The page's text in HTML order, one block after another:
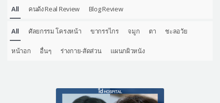
All คนดัง Real Review Blog Review
All ศัลยกรรม โครงหน้า ขากรรไกร จมูก ตา ชะลอวัย
หน้าอก อื่นๆ ร่างกาย-สัดส่วน แผนกผิวหนัง